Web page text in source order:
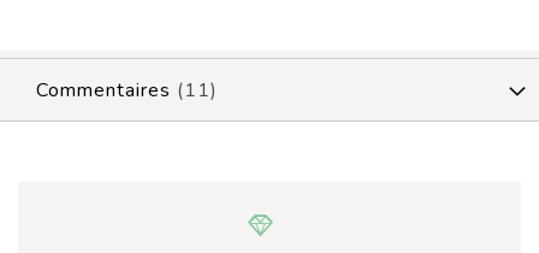
Commentaires 11